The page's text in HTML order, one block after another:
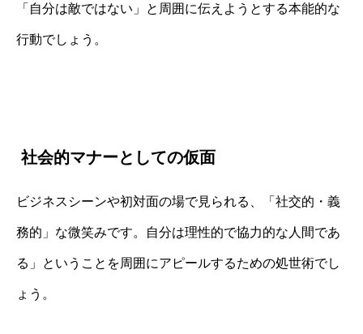
「自分は敵ではない」と周囲に伝えようとする本能的な
行動でしょう。
社会的マナーとしての仮面
ビジネスシーンや初対面の場で見られる、「社交的・義
務的」な微笑みです。自分は理性的で協力的な人間であ
る」ということを周囲にアピールするための処世術でし
ょう。